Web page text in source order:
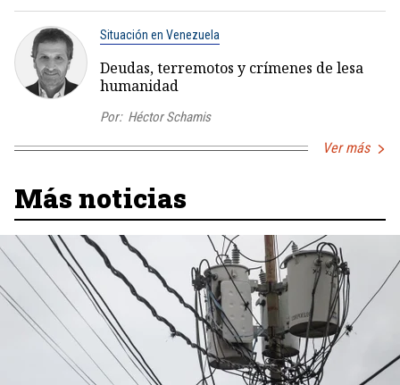
Situación en Venezuela
Deudas, terremotos y crímenes de lesa
humanidad
Por: Héctor Schamis
Ver más
Más noticias